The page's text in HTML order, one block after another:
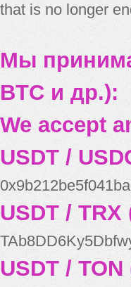
that is no longer
Мы
BTC и др.):
We accept
USDT /
USDT / TRX
USDT /